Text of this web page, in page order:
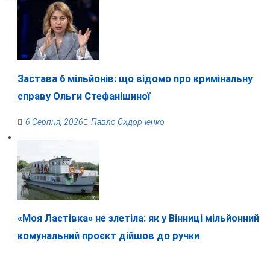
Застава 6 мільйонів: що відомо про кримінальну
справу Ольги Стефанішиної
6 Серпня, 2026 Павло Сидорченко
«Моя Ластівка» не злетіла: як у Вінниці мільйонний
комунальний проєкт дійшов до ручки